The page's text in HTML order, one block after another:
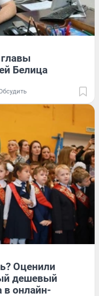
Белица
Оценили
дешевый
в онлайн-